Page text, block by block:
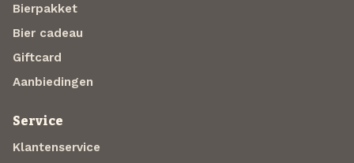
Bierpakket
Bier cadeau
Giftcard
Aanbiedingen
Service
Klantenservice